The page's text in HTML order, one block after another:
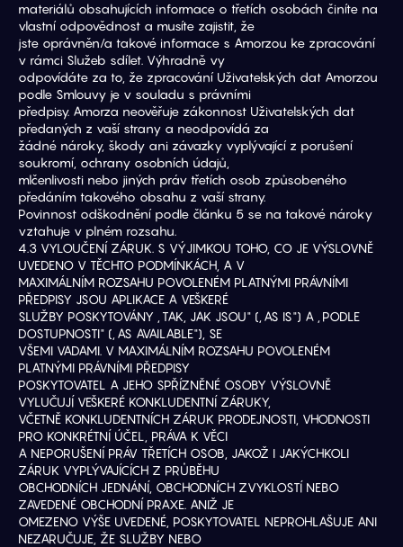
materiálů obsahujících informace o třetích osobách činíte na
vlastní odpovědnost a musíte zajistit, že
jste oprávněn/a takové informace s Amorzou ke zpracování
v rámci Služeb sdílet. Výhradně vy
odpovídáte za to, že zpracování Uživatelských dat Amorzou
podle Smlouvy je v souladu s právními
předpisy. Amorza neověřuje zákonnost Uživatelských dat
předaných z vaší strany a neodpovídá za
žádné nároky, škody ani závazky vyplývající z porušení
soukromí, ochrany osobních údajů,
mlčenlivosti nebo jiných práv třetích osob způsobeného
předáním takového obsahu z vaší strany.
Povinnost odškodnění podle článku 5 se na takové nároky
vztahuje v plném rozsahu.
4.3 VYLOUČENÍ ZÁRUK. S VÝJIMKOU TOHO, CO JE VÝSLOVNĚ
UVEDENO V TĚCHTO PODMÍNKÁCH, A V
MAXIMÁLNÍM ROZSAHU POVOLENÉM PLATNÝMI PRÁVNÍMI
PŘEDPISY JSOU APLIKACE A VEŠKERÉ
SLUŽBY POSKYTOVÁNY „TAK, JAK JSOU" („AS IS") A „PODLE
DOSTUPNOSTI" („AS AVAILABLE"), SE
VŠEMI VADAMI. V MAXIMÁLNÍM ROZSAHU POVOLENÉM
PLATNÝMI PRÁVNÍMI PŘEDPISY
POSKYTOVATEL A JEHO SPŘÍZNĚNÉ OSOBY VÝSLOVNĚ
VYLUČUJÍ VEŠKERÉ KONKLUDENTNÍ ZÁRUKY,
VČETNĚ KONKLUDENTNÍCH ZÁRUK PRODEJNOSTI, VHODNOSTI
PRO KONKRÉTNÍ ÚČEL, PRÁVA K VĚCI
A NEPORUŠENÍ PRÁV TŘETÍCH OSOB, JAKOŽ I JAKÝCHKOLI
ZÁRUK VYPLÝVAJÍCÍCH Z PRŮBĚHU
OBCHODNÍCH JEDNÁNÍ, OBCHODNÍCH ZVYKLOSTÍ NEBO
ZAVEDENÉ OBCHODNÍ PRAXE. ANIŽ JE
OMEZENO VÝŠE UVEDENÉ, POSKYTOVATEL NEPROHLAŠUJE ANI
NEZARUČUJE, ŽE SLUŽBY NEBO